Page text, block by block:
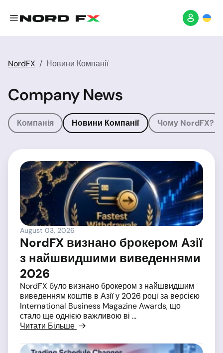
NordFX Новини Компанії
Company News
Компанія Новини Компанії Чому NordFX?
August 03, 2026
NordFX визнано брокером Азії
з найшвидшими виведеннями
2026
NordFX було визнано брокером з найшвидшим
виведенням коштів в Азії у 2026 році за версією
International Business Magazine Awards, що
стало ще однією важливою ві ...
Читати Більше